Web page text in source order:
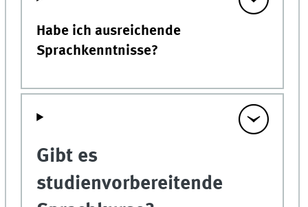
Habe ich ausreichende
Sprachkenntnisse?
Gibt es
studienvorbereitende